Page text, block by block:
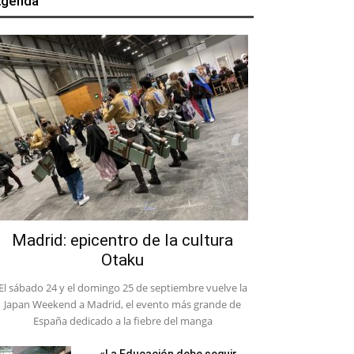
Madrid: epicentro de la cultura
Otaku
sábado 24 y el domingo 25 de septiembre vuelve la
Japan Weekend a Madrid, el evento más grande de
España dedicado a la fiebre del manga